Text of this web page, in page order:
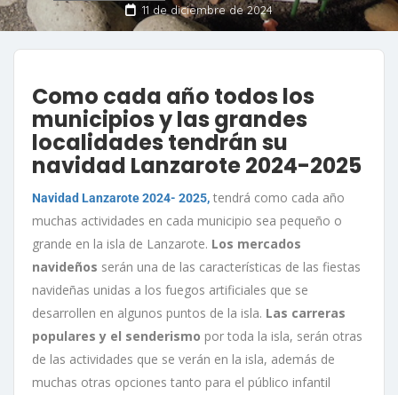
11 de diciembre de 2024
Como cada año todos los
municipios y las grandes
localidades tendrán su
navidad Lanzarote 2024-2025
Navidad Lanzarote 2024- 2025, tendrá como cada año
muchas actividades en cada municipio sea pequeño o
grande en la isla de Lanzarote. Los mercados
navideños serán una de las características de las fiestas
navideñas unidas a los fuegos artificiales que se
desarrollen en algunos puntos de la isla. Las carreras
populares y el senderismo por toda la isla, serán otras
de las actividades que se verán en la isla, además de
muchas otras opciones tanto para el público infantil